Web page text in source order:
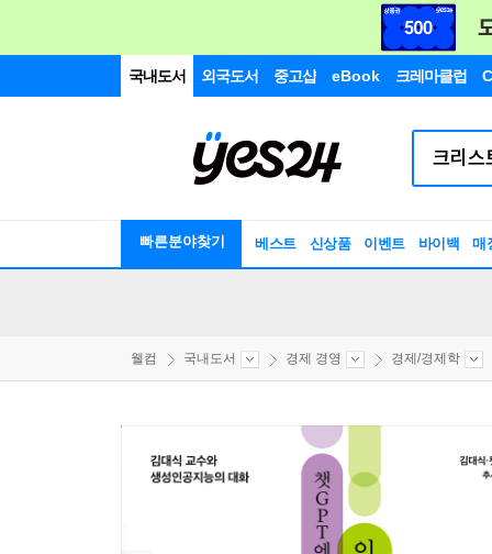
국내도서 외국도서 중고샵 eBook 크레마클럽
빠른분야찾기 베스트 신상품 이벤트 바이백 매
웰컴 국내도서 경제 경영 경제/경제학